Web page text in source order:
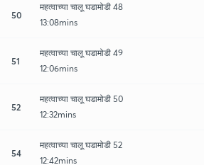
50
महत्वाच्या चालू घडामोडी 48
13:08mins
51
महत्वाच्या चालू घडामोडी 49
12:06mins
52
महत्वाच्या चालू घडामोडी 50
12:32mins
54
महत्वाच्या चालू घडामोडी 52
12:42mins